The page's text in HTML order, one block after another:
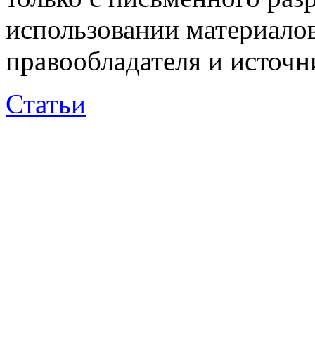
использовании
правообладателя и
Статьи